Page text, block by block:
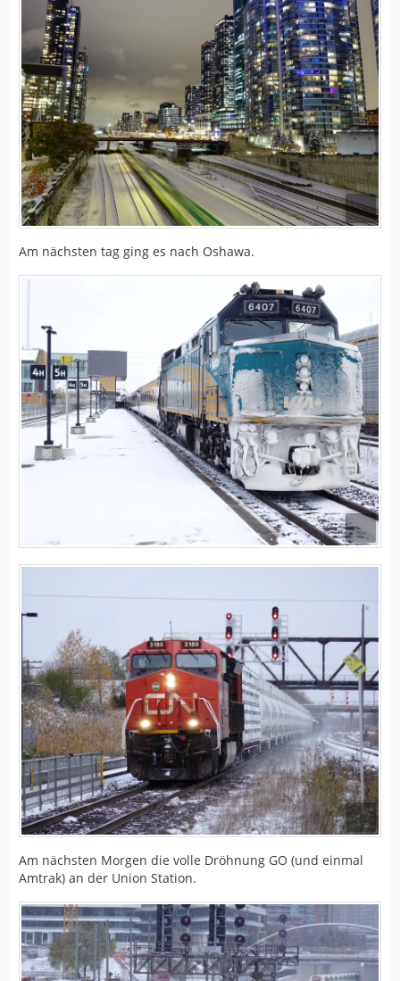
Am nächsten tag ging es nach Oshawa.
Am nächsten Morgen die volle Dröhnung GO (und einmal
Amtrak) an der Union Station.